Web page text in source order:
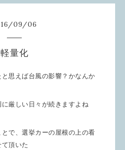
/09/06
軽量化
思えば台風の影響？かなんか
厳しい日々が続きますよね
で、選挙カーの屋根の上の看
頂いた